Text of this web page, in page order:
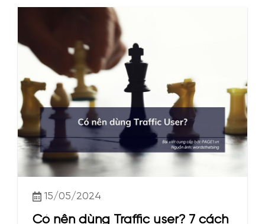
15/05/2024
Có nên dùng Traffic user? 7 cách